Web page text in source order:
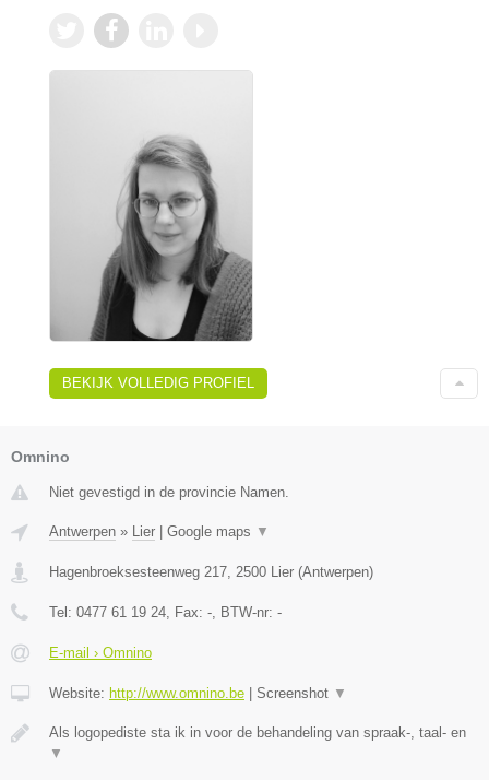
BEKIJK VOLLEDIG PROFIEL
Omnino
Niet gevestigd in de provincie Namen.
Antwerpen » Lier Google maps ▼
Hagenbroeksesteenweg 217 2500 Lier (Antwerpen)
Tel: 0477 61 19 24 , Fax: - , BTW-nr: -
E-mail › Omnino
Website: http://www.omnino.be Screenshot ▼
Als logopediste sta ik in voor de behandeling van spraak-, taal- en
▼